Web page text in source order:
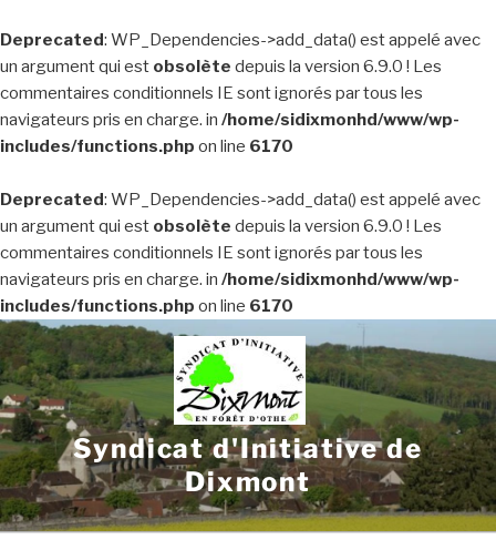
Deprecated: WP_Dependencies->add_data() est appelé avec
un argument qui est obsolète depuis la version 6.9.0 ! Les
commentaires conditionnels IE sont ignorés par tous les
navigateurs pris en charge. in /home/sidixmonhd/www/wp-
includes/functions.php on line 6170
Deprecated: WP_Dependencies->add_data() est appelé avec
un argument qui est obsolète depuis la version 6.9.0 ! Les
commentaires conditionnels IE sont ignorés par tous les
navigateurs pris en charge. in /home/sidixmonhd/www/wp-
includes/functions.php on line 6170
Aller
au
contenu
principal
Syndicat d'Initiative de
Dixmont